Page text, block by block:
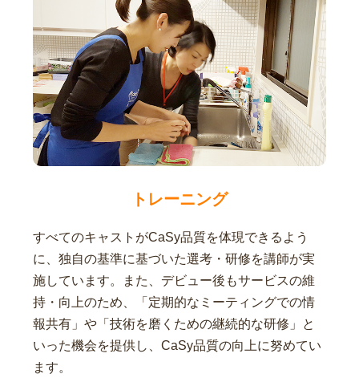
トレーニング
すべてのキャストがCaSy品質を体現できるよう
に、独自の基準に基づいた選考・研修を講師が実
施しています。また、デビュー後もサービスの維
持・向上のため、「定期的なミーティングでの情
報共有」や「技術を磨くための継続的な研修」と
いった機会を提供し、CaSy品質の向上に努めてい
ます。